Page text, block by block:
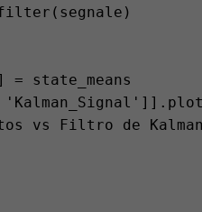
los Resultados